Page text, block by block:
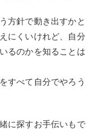
方針で動き出すかと
にくいけれど、自分
るのかを知ることは
すべて自分でやろう
に探すお手伝いもで